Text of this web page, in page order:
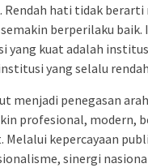
Rendah hati tidak
berperilaku
yang kuat adalah
yang selalu
menjadi penegasan
profesional, modern,
kepercayaan
sinergi